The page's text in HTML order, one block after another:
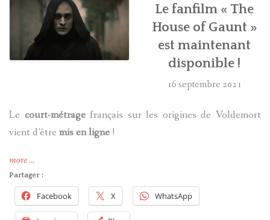
Le fanfilm « The
House of Gaunt »
est maintenant
disponible !
16 septembre 2021
Le court-métragefrançais sur les origines de Voldemort
vient d’être mis en ligne !
more« Le
fanfilm
«
The
House
…
Partager :
Facebook X WhatsApp